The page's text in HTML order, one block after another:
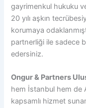
gayrimenkul hukuku
20 yılı aşkın
korumaya
partnerliği ile sadece
edersiniz.
Ongur & Partners
hem İstanbul hem de
kapsamlı hizmet